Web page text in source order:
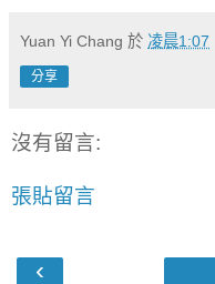
Yuan Yi Chang 於 凌晨1:07
分享
沒有留言:
張貼留言
‹